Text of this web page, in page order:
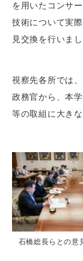
を用いたコンサ
技術について実
見交換を行いまし
視察先各所では
政務官から、本
等の取組に⼤き
石橋総長らとの意